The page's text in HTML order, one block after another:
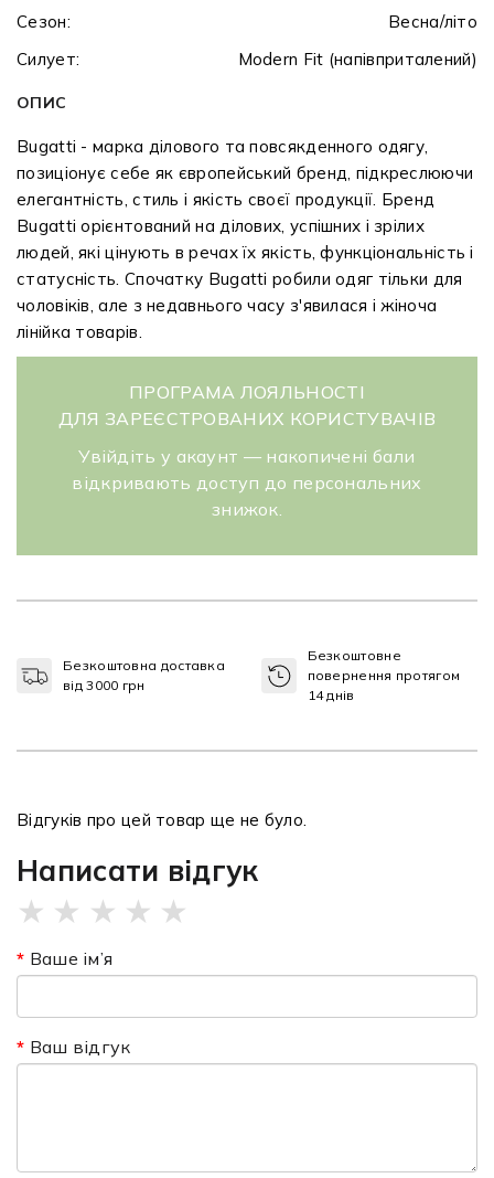
Сезон:
Весна/літо
Силует:
Modern Fit (напівприталений)
ОПИС
Bugatti - марка ділового та повсякденного одягу,
позиціонує себе як європейський бренд, підкреслюючи
елегантність, стиль і якість своєї продукції. Бренд
Bugatti орієнтований на ділових, успішних і зрілих
людей, які цінують в речах їх якість, функціональність і
статусність. Спочатку Bugatti робили одяг тільки для
чоловіків, але з недавнього часу з'явилася і жіноча
лінійка товарів.
ПРОГРАМА ЛОЯЛЬНОСТІ
ДЛЯ ЗАРЕЄСТРОВАНИХ КОРИСТУВАЧІВ
Увійдіть у акаунт — накопичені бали
відкривають доступ до персональних
знижок.
Безкоштовна доставка
від 3000 грн
Безкоштовне
повернення протягом
14 днів
Відгуків про цей товар ще не було.
Написати відгук
★ ★ ★ ★ ★
Ваше ім’я
Ваш відгук